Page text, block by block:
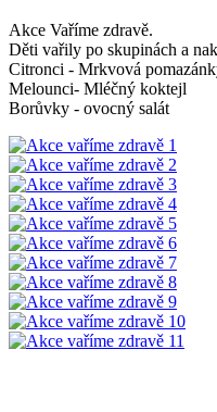
Akce Vaříme zdravě.
Děti vařily po skupinách a
Citronci - Mrkvová
Melounci- Mléčný koktejl
Borůvky - ovocný salát